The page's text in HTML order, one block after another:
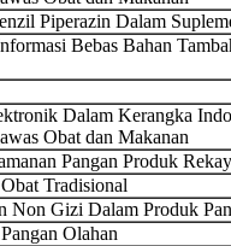
Piperazin Dalam
Bebas Bahan
Dalam Kerangka
Obat dan Makanan
Pangan Produk
Tradisional
Non Gizi Dalam Produk
Olahan